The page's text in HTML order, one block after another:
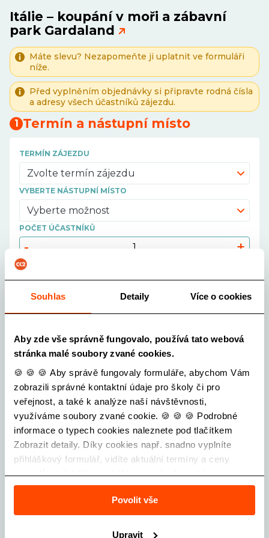
Souhlas Detaily Více o cookies
Aby zde vše správně fungovalo, používá tato webová
stránka malé soubory zvané cookies.
🍪 🍪 🍪 Aby správě fungovaly formuláře, abychom Vám
zobrazili správné kontaktní údaje pro školy či pro
veřejnost, a také k analýze naší návštěvnosti,
využíváme soubory zvané cookie. 🍪 🍪 🍪 Podrobné
informace o typech cookies naleznete pod tlačítkem
Zobrazit detaily. Díky cookies např. snadno vyplníte
přihláškový formulář, vidíte aktuální termíny a ceny
zájezdů a také Vás neobtěžuje nevhodná reklama.
Povolit vše
Upravit
Itálie – koupání v moři a zábavní
park Gardaland
Máte slevu? Nezapomeňte ji uplatnit ve formuláři
níže.
Před vyplněním objednávky si připravte rodná čísla
a adresy všech účastníků zájezdu.
1 Termín a nástupní místo
TERMÍN ZÁJEZDU
Zvolte termín zájezdu
VYBERTE NÁSTUPNÍ MÍSTO
Vyberte možnost
POČET ÚČASTNÍKŮ
- +
Vyplňte údaje objednavatele
zájezdu neúčastní
JMÉNO
PŘÍJMENÍ
E-MAIL(NA KTERÝ DORAZÍ SMLOUVA A POKYNY)
3 Účastníci zájezdu
Účastník č. 1
Vyplňte údaje 1. účastníka zájezdu
JMÉNO
PŘÍJMENÍ
4 Slevy
Máte více slevových kódů (např. Slevomat)?
Zadejte je postupně, po ověření můžete přidat
5
Potvrzení všeobecných smluvních
podmínek